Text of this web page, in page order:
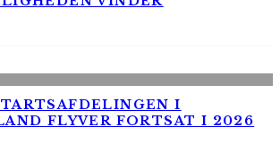
I
FLYVER FORTSAT I 2026